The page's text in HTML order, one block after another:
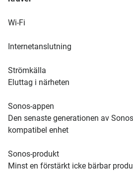
Wi-Fi
Internetanslutning
Strömkälla
Eluttag i närheten
Sonos-appen
Den senaste generationen av
kompatibel enhet
Sonos-produkt
Minst en förstärkt icke bärbar